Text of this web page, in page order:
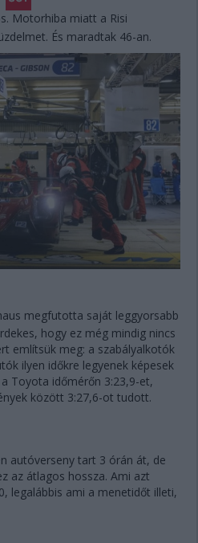
Motorhiba miatt a Risi
És maradtak 46-an.
megfutotta saját leggyorsabb
hogy ez még mindig nincs
említsük meg: a szabályalkotók
ilyen időkre legyenek képesek
Toyota időmérőn 3:23,9-et,
között 3:27,6-ot tudott.
autóverseny tart 3 órán át, de
az átlagos hossza. Ami azt
legalábbis ami a menetidőt illeti,